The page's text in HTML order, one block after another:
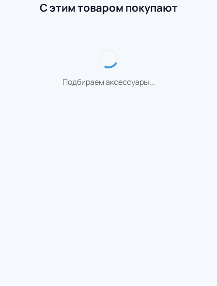
С этим товаром покупают
Подбираем аксессуары...